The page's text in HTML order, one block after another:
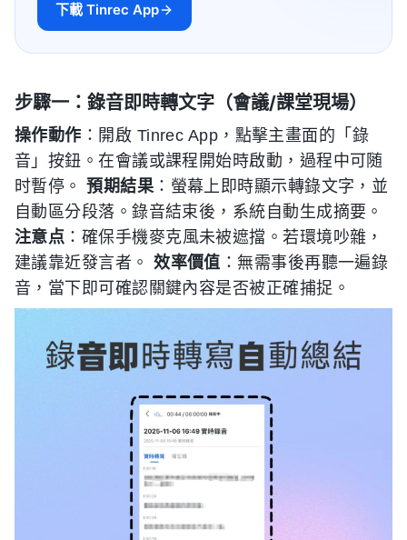
下載 Tinrec App
步驟一：錄音即時轉文字（會議/課堂現場）
操作動作 ：開啟 Tinrec App，點擊主畫面的「錄
音」按鈕。在會議或課程開始時啟動，過程中可随
时暫停。預期結果：螢幕上即時顯示轉錄文字，並
自動區分段落。錄音結束後，系統自動生成摘要。
注意点 ：確保手機麥克風未被遮擋。若環境吵雜，
建議靠近發言者。效率價值 ：無需事後再聽一遍錄
音，當下即可確認關鍵內容是否被正確捕捉。